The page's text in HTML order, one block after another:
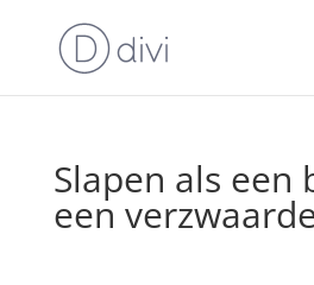
Slapen als een
een